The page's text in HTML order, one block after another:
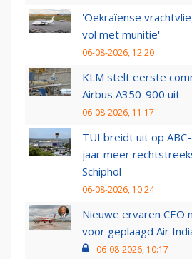
'Oekraïense
vol met munitie'
06-08-2026, 12:20
KLM stelt eerste
Airbus A350-900 uit
06-08-2026, 11:17
TUI breidt uit op
jaar meer
Schiphol
06-08-2026, 10:24
Nieuwe ervaren CEO
voor geplaagd Air
06-08-2026, 10:17